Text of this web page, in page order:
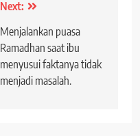
Next:
Menjalankan puasa
Ramadhan saat ibu
menyusui faktanya tidak
menjadi masalah.